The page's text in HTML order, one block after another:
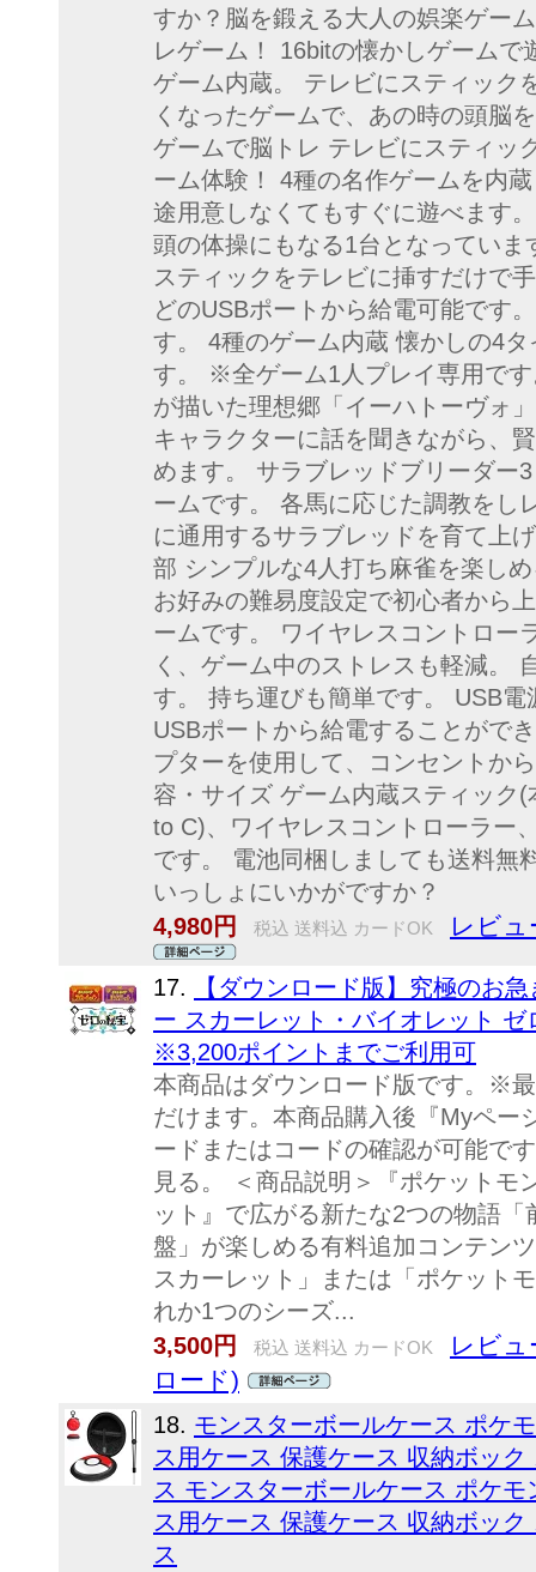
すか？脳を鍛える大人の娯楽ゲー
レゲーム！ 16bitの懐かしゲーム
ゲーム内蔵。 テレビにスティック
くなったゲームで、あの時の頭脳
ゲームで脳トレ テレビにスティッ
ーム体験！ 4種の名作ゲームを内
途用意しなくてもすぐに遊べます
頭の体操にもなる1台となってい
スティックをテレビに挿すだけで
どのUSBポートから給電可能です
す。 4種のゲーム内蔵 懐かしの4
す。 ※全ゲーム1人プレイ専用で
が描いた理想郷「イーハトーヴォ
キャラクターに話を聞きながら、
めます。 サラブレッドブリーダー
ームです。 各馬に応じた調教をし
に通用するサラブレッドを育て上
部 シンプルな4人打ち麻雀を楽し
お好みの難易度設定で初心者から
ームです。 ワイヤレスコントロー
く、ゲーム中のストレスも軽減。
す。 持ち運びも簡単です。 USB
USBポートから給電することがで
プターを使用して、コンセントか
容・サイズ ゲーム内蔵スティック
to C)、ワイヤレスコントローラー
です。 電池同梱しましても送料無
いっしょにいかがですか？
4,980円
税込 送料込 カードOK レビュ
17.
【ダウンロード版】究極のお
ー スカーレット・バイオレット
※3,200ポイントまでご利用可
本商品はダウンロード版です。※
だけます。本商品購入後『Myペー
ードまたはコードの確認が可能で
見る。 ＜商品説明＞『ポケットモ
ット』で広がる新たな2つの物語
盤」が楽しめる有料追加コンテン
スカーレット」または「ポケット
れか1つのシーズ...
3,500円
税込 送料込 カードOK
レビュ
ロード)
18. モンスターボールケース ポケ
ス用ケース 保護ケース 収納ボッ
ス モンスターボールケース ポケ
ス用ケース 保護ケース 収納ボッ
ス